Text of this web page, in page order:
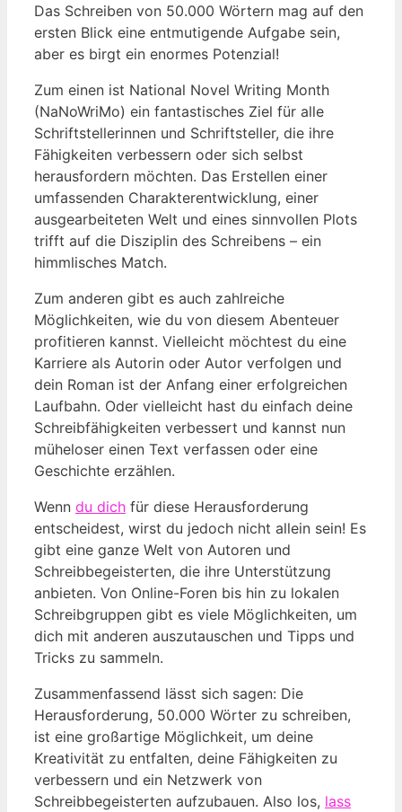
Das Schreiben von 50.000 Wörtern mag auf den
ersten Blick eine entmutigende Aufgabe sein,
aber es birgt ein enormes Potenzial!
Zum einen ist National Novel Writing Month
(NaNoWriMo) ein fantastisches Ziel für alle
Schriftstellerinnen und Schriftsteller, die ihre
Fähigkeiten verbessern oder sich selbst
herausfordern möchten. Das Erstellen einer
umfassenden Charakterentwicklung, einer
ausgearbeiteten Welt und eines sinnvollen Plots
trifft auf die Disziplin des Schreibens – ein
himmlisches Match.
Zum anderen gibt es auch zahlreiche
Möglichkeiten, wie du von diesem Abenteuer
profitieren kannst. Vielleicht möchtest du eine
Karriere als Autorin oder Autor verfolgen und
dein Roman ist der Anfang einer erfolgreichen
Laufbahn. Oder vielleicht hast du einfach deine
Schreibfähigkeiten verbessert und kannst nun
müheloser einen Text verfassen oder eine
Geschichte erzählen.
Wenn du dich für diese Herausforderung
entscheidest, wirst du jedoch nicht allein sein! Es
gibt eine ganze Welt von Autoren und
Schreibbegeisterten, die ihre Unterstützung
anbieten. Von Online-Foren bis hin zu lokalen
Schreibgruppen gibt es viele Möglichkeiten, um
dich mit anderen auszutauschen und Tipps und
Tricks zu sammeln.
Zusammenfassend lässt sich sagen: Die
Herausforderung, 50.000 Wörter zu schreiben,
ist eine großartige Möglichkeit, um deine
Kreativität zu entfalten, deine Fähigkeiten zu
verbessern und ein Netzwerk von
Schreibbegeisterten aufzubauen. Also los, lass